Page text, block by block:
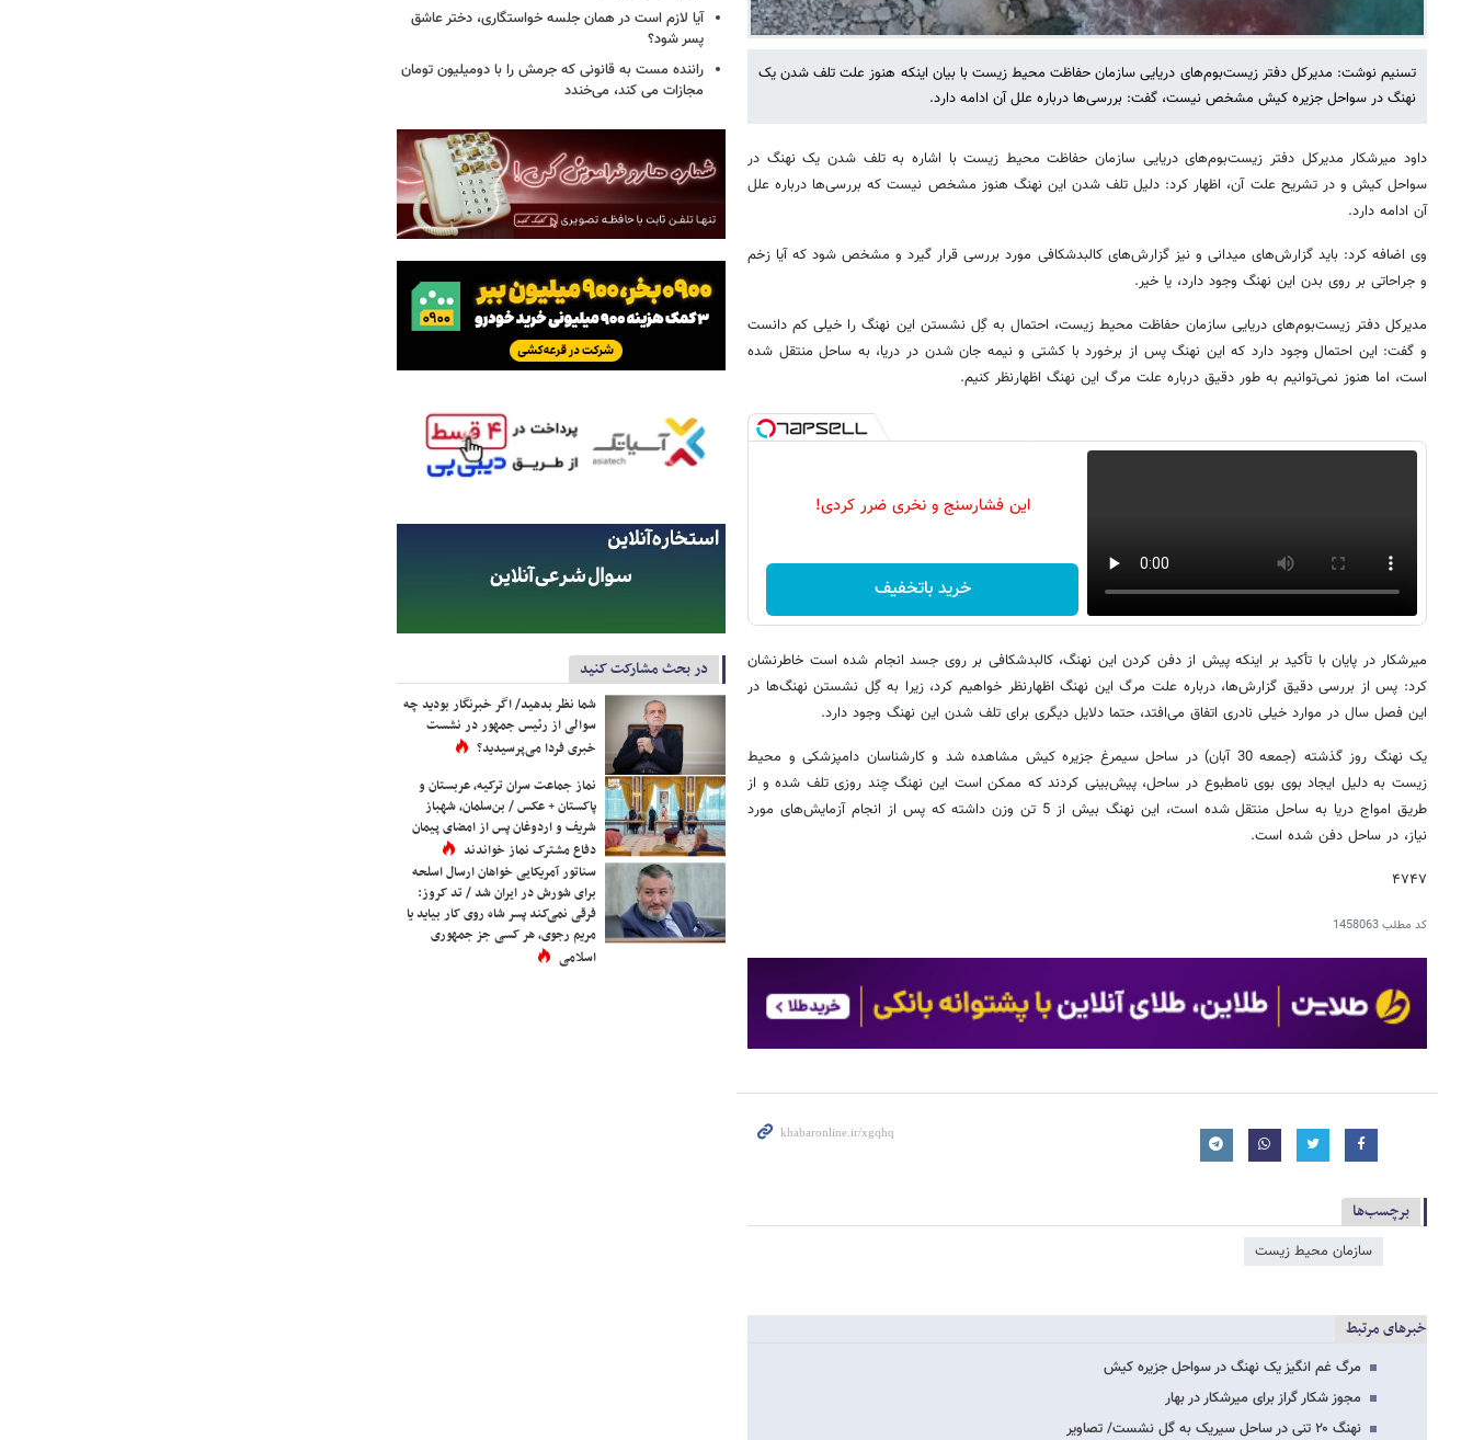
تسنیم نوشت: مدیرکل دفتر زیست‌بوم‌های دریایی سازمان حفاظت محیط زیست با بیان اینکه هنوز علت تلف شدن یک
نهنگ در سواحل جزیره کیش مشخص نیست، گفت: بررسی‌ها درباره علل آن ادامه دارد.
داود میرشکار مدیرکل دفتر زیست‌بوم‌های دریایی سازمان حفاظت محیط زیست با اشاره به تلف شدن یک نهنگ در
سواحل کیش و در تشریح علت آن، اظهار کرد: دلیل تلف شدن این نهنگ هنوز مشخص نیست که بررسی‌ها درباره علل
آن ادامه دارد.
وی اضافه کرد: باید گزارش‌های میدانی و نیز گزارش‌های کالبدشکافی مورد بررسی قرار گیرد و مشخص شود که آیا زخم
و جراحاتی بر روی بدن این نهنگ وجود دارد، یا خیر.
مدیرکل دفتر زیست‌بوم‌های دریایی سازمان حفاظت محیط زیست، احتمال به گِل نشستن این نهنگ را خیلی کم دانست
و گفت: این احتمال وجود دارد که این نهنگ پس از برخورد با کشتی و نیمه جان شدن در دریا، به ساحل منتقل شده
است، اما هنوز نمی‌توانیم به طور دقیق درباره علت مرگ این نهنگ اظهارنظر کنیم.
این فشارسنج و نخری ضرر کردی!
خرید باتخفیف
میرشکار در پایان با تأکید بر اینکه پیش از دفن کردن این نهنگ، کالبدشکافی بر روی جسد انجام شده است خاطرنشان
کرد: پس از بررسی دقیق گزارش‌ها، درباره علت مرگ این نهنگ اظهارنظر خواهیم کرد، زیرا به گِل نشستن نهنگ‌ها در
این فصل سال در موارد خیلی نادری اتفاق می‌افتد، حتما دلایل دیگری برای تلف شدن این نهنگ وجود دارد.
یک نهنگ روز گذشته (جمعه 30 آبان) در ساحل سیمرغ جزیره کیش مشاهده شد و کارشناسان دامپزشکی و محیط
زیست به دلیل ایجاد بوی بوی نامطبوع در ساحل، پیش‌بینی کردند که ممکن است این نهنگ چند روزی تلف شده و از
طریق امواج دریا به ساحل منتقل شده است، این نهنگ بیش از 5 تن وزن داشته که پس از انجام آزمایش‌های مورد
نیاز، در ساحل دفن شده است.
۴٧۴٧
کد مطلب1458063
برچسب‌ها
سازمان محیط زیست
خبرهای مرتبط
مرگ غم انگیز یک نهنگ در سواحل جزیره کیش
مجوز شکار گراز برای میرشکار در بهار
نهنگ ۲۰ تنی در ساحل سیریک به گل نشست/ تصاویر
آیا لازم است در همان جلسه خواستگاری، دختر عاشق
پسر شود؟
راننده مست به قانونی که جرمش را با دومیلیون تومان
مجازات می کند، می‌خندد
در بحث مشارکت کنید
شما نظر بدهید/ اگر خبرنگار بودید چه
سوالی از رئیس جمهور در نشست
خبری فردا می‌پرسیدید؟
نماز جماعت سران ترکیه، عربستان و
پاکستان + عکس / بن‌سلمان، شهباز
شریف و اردوغان پس از امضای پیمان
دفاع مشترک نماز خواندند
سناتور آمریکایی خواهان ارسال اسلحه
برای شورش در ایران شد / تد کروز:
فرقی نمی‌کند پسر شاه روی کار بیاید یا
مریم رجوی، هر کسی جز جمهوری
اسلامی